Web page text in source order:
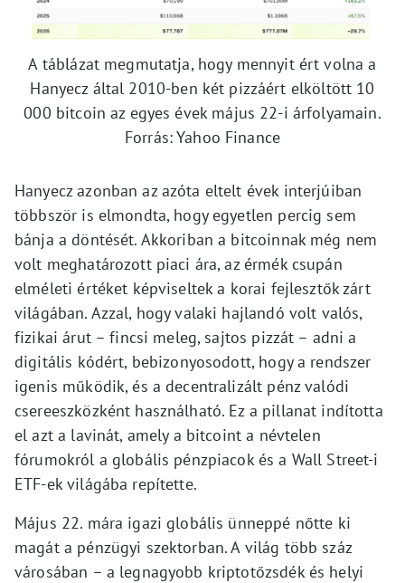
A táblázat megmutatja, hogy mennyit ért volna a
Hanyecz által 2010-ben két pizzáért elköltött 10
000 bitcoin az egyes évek május 22-i árfolyamain.
Forrás: Yahoo Finance
Hanyecz azonban az azóta eltelt évek interjúiban
többször is elmondta, hogy egyetlen percig sem
bánja a döntését. Akkoriban a bitcoinnak még nem
volt meghatározott piaci ára, az érmék csupán
elméleti értéket képviseltek a korai fejlesztők zárt
világában. Azzal, hogy valaki hajlandó volt valós,
fizikai árut – fincsi meleg, sajtos pizzát – adni a
digitális kódért, bebizonyosodott, hogy a rendszer
igenis működik, és a decentralizált pénz valódi
csereeszközként használható. Ez a pillanat indította
el azt a lavinát, amely a bitcoint a névtelen
fórumokról a globális pénzpiacok és a Wall Street-i
ETF-ek világába repítette.
Május 22. mára igazi globális ünneppé nőtte ki
magát a pénzügyi szektorban. A világ több száz
városában – a legnagyobb kriptotőzsdék és helyi